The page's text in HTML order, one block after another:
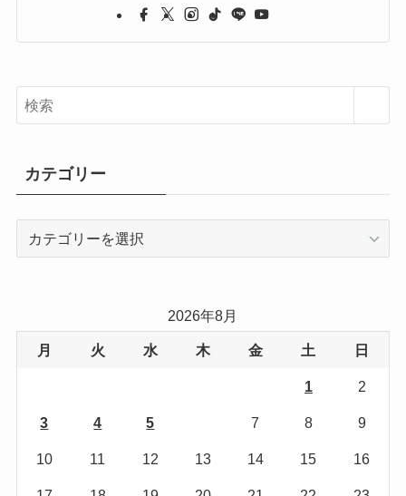
カテゴリー
2026年8月
月 火 水 木 金 土 日
1 2
3 4 5 7 8 9
10 11 12 13 14 15 16